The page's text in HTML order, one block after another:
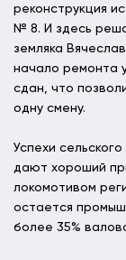
реконструкция
№ 8. И здесь
земляка
начало ремонта
сдан, что
одну смену.
Успехи
дают хороший
локомотивом
остается
более 35%